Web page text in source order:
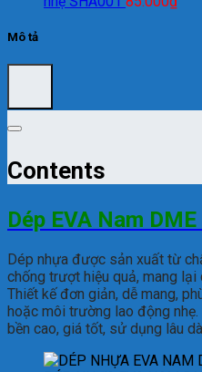
Mô tả
Contents
Dép EVA Nam
Dép nhựa được sản xuất từ
chống trượt hiệu quả, mang
Thiết kế đơn giản, dễ mang,
hoặc môi trường lao động
bền cao, giá tốt, sử dụng lâu